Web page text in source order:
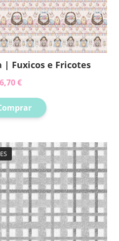
| Fuxicos e Fricotes
€